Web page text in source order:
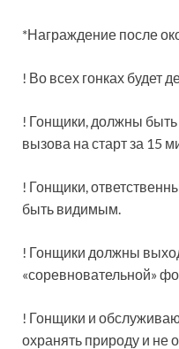
*Награждение после
! Во всех гонках будет
! Гонщики, должны
вызова на старт за 15
! Гонщики,
быть видимым.
! Гонщики должны
«соревновательной»
! Гонщики и
охранять природу и не